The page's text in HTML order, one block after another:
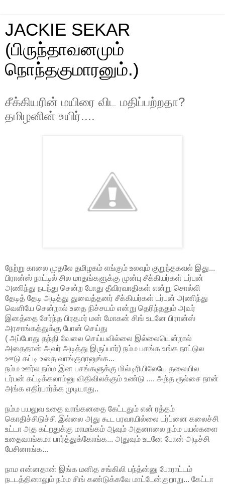
JACKIE SEKAR
(பிருந்தாவனமும்
நொந்தகுமாரனும்.)
சீக்கியரின் மயிரை விட மதிப்பற்றதா?
தமிழனின் உயிர்....
நேற்று காலை முதலே தமிழகம் எங்கும் உலவும் குறுந்தகவல் இது...
பிரான்ஸ் நாட்டில் சில மாதங்களுக்கு முன்பு சீக்கியர்கள் டர்பன்
அணிந்து நடந்து சென்ற போது தீவிரவாதிகள் என்று சொல்லி
தேடித் தேடி அடித்து துவைத்தனர் சீக்கியர்கள் டர்பன் அணிந்து
வெளியே சென்றால் உதை நிச்சயம் என்று தெரிந்ததும் அவர்
இனத்தை சேர்ந்த பிரதமர் மன் மோகன் சிங் உடனே பிரான்ஸ்
அரசாங்கத்துக்கு போன் செய்து
( அப்போது தந்தி வேலை செய்யவில்லை இல்லையென்றால்
அதைதான் அவர் அடித்து இருப்பார்) நம்ம பசங்க உங்க நாட்டுல
ஊடு கட்டி உதை வாங்குறானுங்க...
நம்ம ஊர்ல நம்ம இன பசங்களுக்கு மில்டிரியிலேயே தலையில
டர்பன் கட்டிக்கலாம்னு விதிவிலக்கும் உண்டு .... அந்த ரூல்சை நான்
அங்க எதிர்பார்க்க முடியாது..
நம்ம பயலுவ உதை வாங்கனதை கேட்டதும் என் ரத்தம்
கொதிச்சிடுச்சி இல்லை அது கூட பரவாயில்லை டர்ப்னை கலைச்சி
உட்டா அத கட்றதுக்கு மாமங்கம் ஆவும் அதனாலை நம்ம பயல்களை
உதைவாங்கமா பார்த்துக்கோங்க... அதுவும் உடனே போன் அடிச்சி
பேசினாங்க...
நாம என்னதான் இங்க மனித சங்கிலி பந்த்ன்னு போராட்டம்
நடடத்தினாலும் நம்ம சிங் கண்டுக்கவே மாட்டேன்குறாறு... கேட்டா